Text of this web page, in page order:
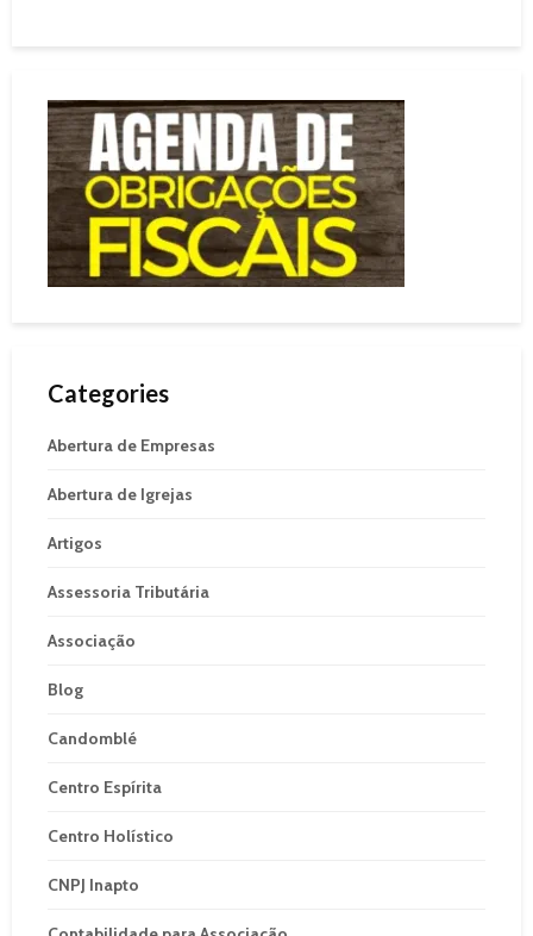
Categories
Abertura de Empresas
Abertura de Igrejas
Artigos
Assessoria Tributária
Associação
Blog
Candomblé
Centro Espírita
Centro Holístico
CNPJ Inapto